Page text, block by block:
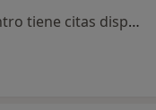
Ningún profesional de este centro tiene citas disponibles